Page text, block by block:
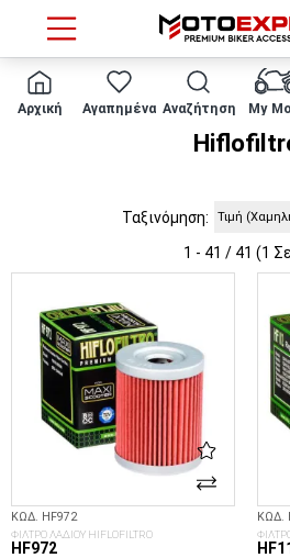
Αρχική Αγαπημένα Αναζήτηση My
Κατασκευαστές
Ταξινόμηση:
1 - 41 / 41 (1
ΚΩΔ. HF972
ΦΙΛΤΡΟ ΛΑΔΙΟΥ HIFLOFILTRO
HF972
ΚΩΔ.